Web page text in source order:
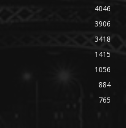
4046
3906
3418
1415
1056
884
765